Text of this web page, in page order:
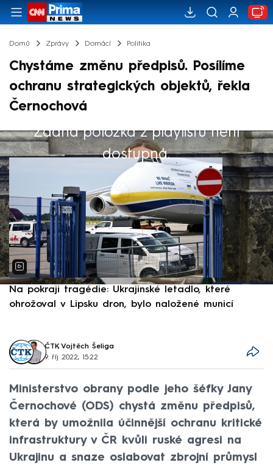
Domů Zprávy Domácí Politika
Chystáme změnu předpisů. Posílíme
ochranu strategických objektů, řekla
Černochová
Žádná položka z playlistu není
dostupná.
Výběr redakce
Na pokraji tragédie: Ukrajinské letadlo, které
ohrožoval v Lipsku dron, bylo naložené municí
ČTK, Vojtěch Šeliga
9. říj 2022, 15:22
Ministerstvo obrany podle jeho šéfky Jany
Černochové (ODS) chystá změnu předpisů,
která by umožnila účinnější ochranu kritické
infrastruktury v ČR kvůli ruské agresi na
Ukrajinu a snaze oslabovat zbrojní průmysl